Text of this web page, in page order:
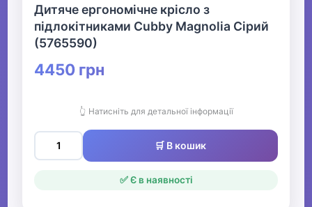
Дитяче ергономічне крісло з
підлокітниками Cubby Magnolia Сірий
(5765590)
4450 грн
👆 Натисніть для детальної інформації
🛒 В кошик
✅ Є в наявності